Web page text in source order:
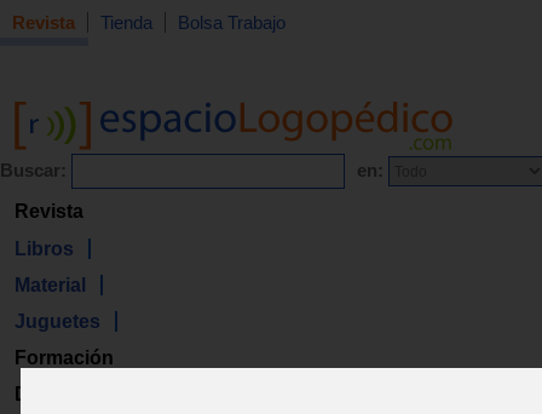
Revista Tienda Bolsa Trabajo
Buscar: en:
Revista
Libros
Material
Juguetes
Formación
Directorio